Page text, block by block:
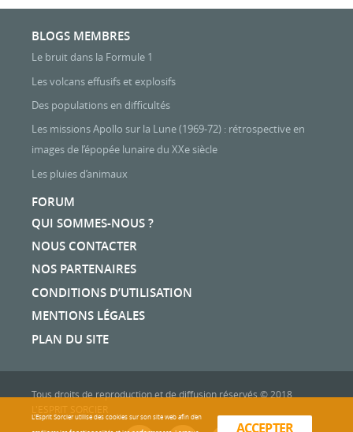
BLOGS MEMBRES
Le bruit dans la Formule 1
Les volcans effusifs et explosifs
Des populations en difficultés
Les missions Apollo sur la Lune (1969-72) : rétrospective en
images de l’épopée lunaire du XXe siècle
Les pluies d’animaux
FORUM
QUI SOMMES-NOUS ?
NOUS CONTACTER
NOS PARTENAIRES
CONDITIONS D’UTILISATION
MENTIONS LÉGALES
PLAN DU SITE
Tous droits de reproduction et de diffusion réservés © 2018
ACCEPTER
L'Esprit Sorcier utilise des cookies sur son site web afin d’en